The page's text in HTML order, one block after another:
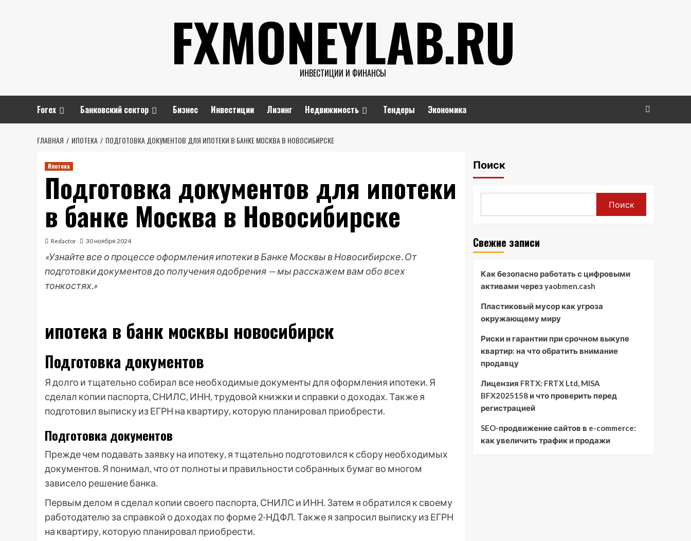
FXMONEYLAB.RU
ИНВЕСТИЦИИ И ФИНАНСЫ
Forex Банковский сектор Бизнес Инвестиции Лизинг Недвижимость Тендеры Экономика
ГЛАВНАЯ ИПОТЕКА ПОДГОТОВКА ДОКУМЕНТОВ ДЛЯ ИПОТЕКИ В БАНКЕ МОСКВА В НОВОСИБИРСКЕ
Ипотека
Подготовка документов для ипотеки
в банке Москва в Новосибирске
Redactor 30 ноября 2024
«Узнайте все о процессе оформления ипотеки в Банке Москвы в Новосибирске. От
подготовки документов до получения одобрения — мы расскажем вам обо всех
тонкостях.»
ипотека в банк москвы новосибирск
Подготовка документов
Я долго и тщательно собирал все необходимые документы для оформления ипотеки. Я
сделал копии паспорта, СНИЛС, ИНН, трудовой книжки и справки о доходах. Также я
подготовил выписку из ЕГРН на квартиру, которую планировал приобрести.
Подготовка документов
Прежде чем подавать заявку на ипотеку, я тщательно подготовился к сбору необходимых
документов. Я понимал, что от полноты и правильности собранных бумаг во многом
зависело решение банка.
Первым делом я сделал копии своего паспорта, СНИЛС и ИНН. Затем я обратился к своему
работодателю за справкой о доходах по форме 2-НДФЛ. Также я запросил выписку из ЕГРН
на квартиру, которую планировал приобрести.
Поиск
Поиск
Свежие записи
Как безопасно работать с цифровыми
активами через yaobmen.cash
Пластиковый мусор как угроза
окружающему миру
Риски и гарантии при срочном выкупе
квартир: на что обратить внимание
продавцу
Лицензия FRTX: FRTX Ltd, MISA
BFX2025158 и что проверить перед
регистрацией
SEO-продвижение сайтов в e-commerce:
как увеличить трафик и продажи